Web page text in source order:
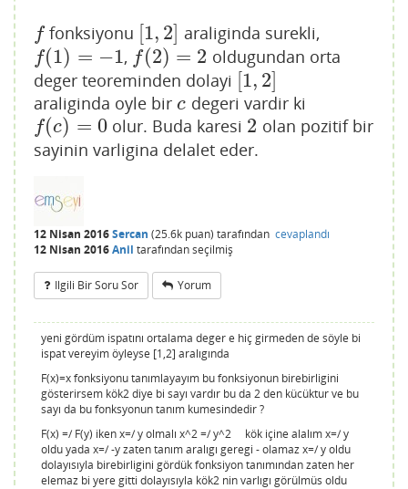
f
f fonksiyonu 1, 2
1,2] araliginda surekli,
f(1) = −1
f(1)=− 1 , f(2) = 2
f(2)=2
oldugundan orta
deger teoreminden dolayi [1, 2]
1,2]
araliginda oyle bir c
c degeri vardir ki
f(c) = 0
f(c)=0 olur. Buda karesi 2
2 olan pozitif bir
sayinin varligina delalet eder.
12 Nisan 2016Sercan (25.6k puan) tarafından cevaplandı
12 Nisan 2016Anil tarafındanseçilmiş
Ilgili Bir Soru Sor Yorum
yeni gördüm ispatını ortalama deger e hiç girmeden de söyle bi
ispat vereyim öyleyse [1,2] aralıgında
F(x)=x fonksiyonu tanımlayayım bu fonksiyonun birebirligini
gösterirsem kök2 diye bi sayı vardır bu da 2 den kücüktur ve bu
sayı da bu fonksyonun tanım kumesindedir ?
F(x) =/ F(y) iken x=/ y olmalı x^2 =/ y^2 kök içine alalım x=/ y
oldu yada x=/ -y zaten tanım aralıgı geregi - olamaz x=/ y oldu
dolayısıyla birebirligini gördük fonksiyon tanımından zaten her
elemaz bi yere gitti dolayısıyla kök2 nin varlıgı görülmüs oldu